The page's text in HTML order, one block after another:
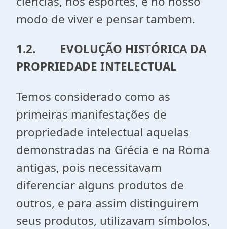
modo de viver e pensar tambem.
1.2. EVOLUÇÃO HISTÓRICA DA
PROPRIEDADE INTELECTUAL
Temos considerado como as
primeiras manifestações de
propriedade intelectual aquelas
demonstradas na Grécia e na Roma
antigas, pois necessitavam
diferenciar alguns produtos de
outros, e para assim distinguirem
seus produtos, utilizavam símbolos,